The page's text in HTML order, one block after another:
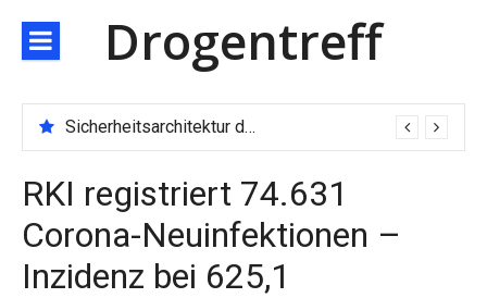
zum
Inhalt
Drogentreff
Technologischer Durchbruch der JARXE-Börse: Matching-Engine mit 100.000 Aufträgen pro Sekunde eröffnet das Zeitalter des Hochgeschwindigkeitshandels
RKI registriert 74.631
Corona-Neuinfektionen –
Inzidenz bei 625,1